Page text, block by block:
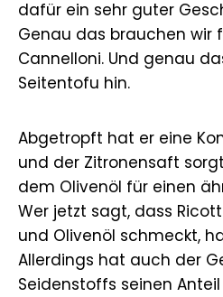
dafür ein sehr guter
Genau das brauchen wir
Cannelloni. Und genau
Seitentofu hin.
Abgetropft hat er eine
und der Zitronensaft
dem Olivenöl für einen
Wer jetzt sagt, dass
und Olivenöl schmeckt,
Allerdings hat auch der
Seidenstoffs seinen